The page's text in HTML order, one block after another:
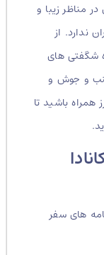
زیبا و
از
های
جوش و
باشید تا
سفر